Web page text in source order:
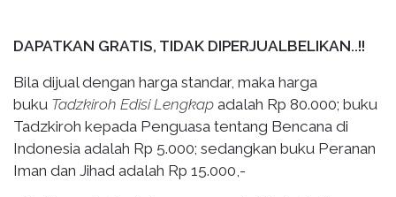
DAPATKAN GRATIS, TIDAK DIPERJUALBELIKAN..!!
Bila dijual dengan harga standar, maka harga
buku Tadzkiroh Edisi Lengkap adalah Rp 80.000; buku
Tadzkiroh kepada Penguasa tentang Bencana di
Indonesia adalah Rp 5.000; sedangkan buku Peranan
Iman dan Jihad adalah Rp 15.000,-